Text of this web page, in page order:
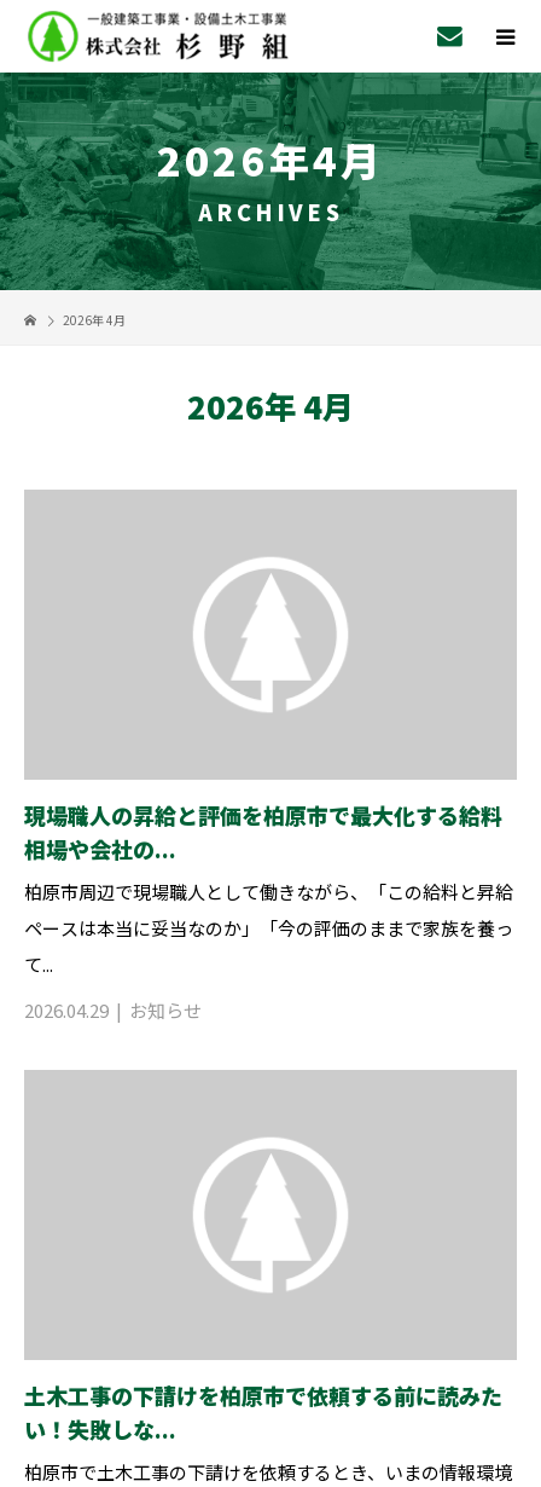
2026年4月
ARCHIVES
2026年 4月
2026年 4月
現場職人の昇給と評価を柏原市で最大化する給料
相場や会社の...
柏原市周辺で現場職人として働きながら、「この給料と昇給
ペースは本当に妥当なのか」「今の評価のままで家族を養っ
て...
2026.04.29
お知らせ
土木工事の下請けを柏原市で依頼する前に読みた
い！失敗しな...
柏原市で土木工事の下請けを依頼するとき、いまの情報環境